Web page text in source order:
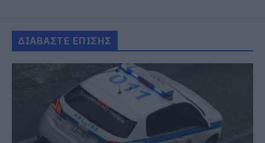
ΔΙΑΒΑΣΤΕ ΕΠΙΣΗΣ